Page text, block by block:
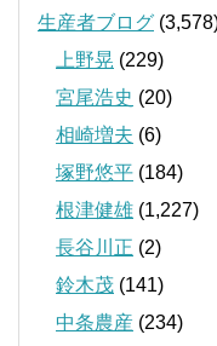
生産者ブログ
上野晃 (229)
宮尾浩史 (20)
相崎増夫 (6)
塚野悠平 (184)
根津健雄 (1,227)
長谷川正 (2)
鈴木茂 (141)
中条農産 (234)